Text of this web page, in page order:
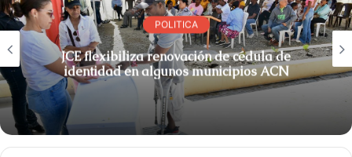
POLITICA
JCE flexibiliza renovación de cédula de
identidad en algunos municipios ACN